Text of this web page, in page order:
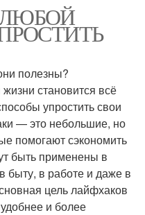
полезны?
становится всё
упростить свои
— это небольшие, но
помогают сэкономить
быть применены в
быту, в работе и даже в
цель лайфхаков
и более